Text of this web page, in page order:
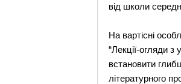
від школи
На вартісні
“Лекції-огляди з
встановити
літературного